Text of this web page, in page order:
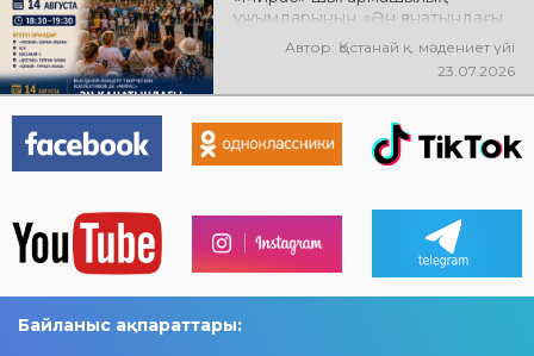
ұжымдарының «Ән қанатындағы
Қостанай» көшпелі концерті
өтеді! Баршаңызды мерекелік
Автор: Қостанай қ. мәдениет үйі
23.07.2026
Байланыс ақпараттары: